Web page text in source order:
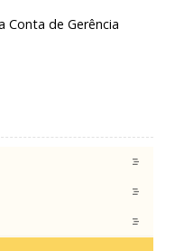
Conta de Gerência